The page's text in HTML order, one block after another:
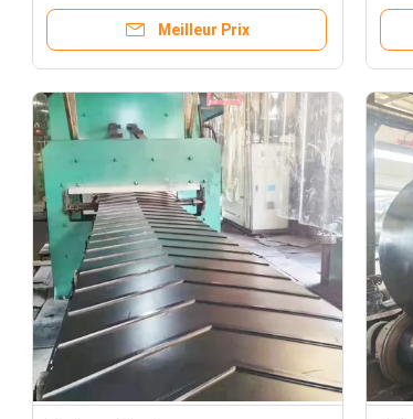
résistant à l'huile
Meilleur Prix